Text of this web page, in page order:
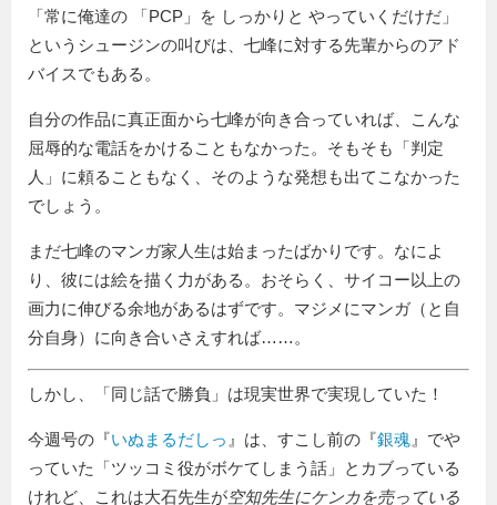
常に俺達の 「PCP」を しっかりと やっていくだけだ
というシュージンの叫びは、七峰に対する先輩からのアド
バイスでもある。
自分の作品に真正面から七峰が向き合っていれば、こんな
屈辱的な電話をかけることもなかった。そもそも「判定
人」に頼ることもなく、そのような発想も出てこなかった
でしょう。
まだ七峰のマンガ家人生は始まったばかりです。なによ
り、彼には絵を描く力がある。おそらく、サイコー以上の
画力に伸びる余地があるはずです。マジメにマンガ（と自
分自身）に向き合いさえすれば……。
しかし、「同じ話で勝負」は現実世界で実現していた！
今週号の『いぬまるだしっ 』は、すこし前の『銀魂 』でや
っていた「ツッコミ役がボケてしまう話」とカブっている
けれど、これは大石先生が空知先生にケンカを売っている